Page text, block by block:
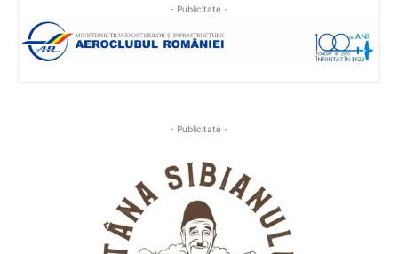
- Publicitate -
- Publicitate -